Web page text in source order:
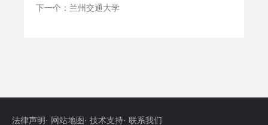
下一个：兰州交通大学
法律声明· 网站地图· 技术支持· 联系我们